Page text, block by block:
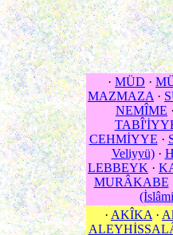
· MÜD ·
MAZMAZA ·
NEMÎME ·
CEHMİYYE ·
Veliyyü)·
LEBBEYK ·
MURÂKABE
· AKÎKA ·